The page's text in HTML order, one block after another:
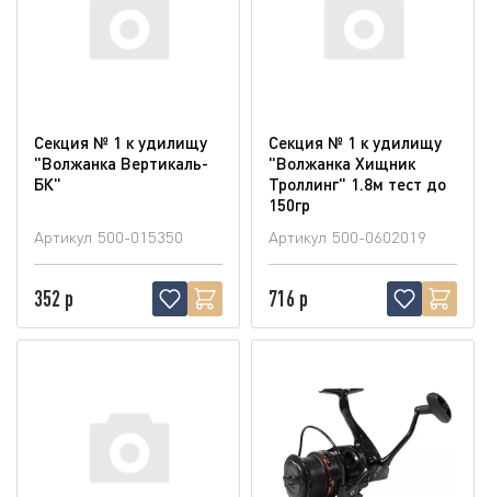
Секция № 1 к удилищу
"Волжанка Вертикаль-
БК"
Артикул 500-015350
352 р
Секция № 1 к удилищу
"Волжанка Хищник
Троллинг" 1.8м тест до
150гр
Артикул 500-0602019
716 р